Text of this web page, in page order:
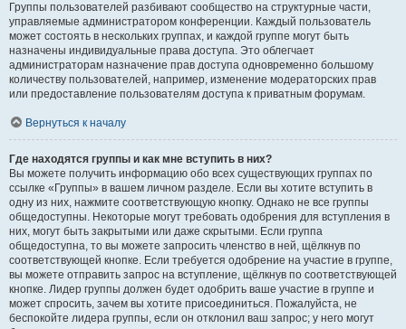
Группы пользователей разбивают сообщество на структурные части,
управляемые администратором конференции. Каждый пользователь
может состоять в нескольких группах, и каждой группе могут быть
назначены индивидуальные права доступа. Это облегчает
администраторам назначение прав доступа одновременно большому
количеству пользователей, например, изменение модераторских прав
или предоставление пользователям доступа к приватным форумам.
Вернуться к началу
Где находятся группы и как мне вступить в них?
Вы можете получить информацию обо всех существующих группах по
ссылке «Группы» в вашем личном разделе. Если вы хотите вступить в
одну из них, нажмите соответствующую кнопку. Однако не все группы
общедоступны. Некоторые могут требовать одобрения для вступления в
них, могут быть закрытыми или даже скрытыми. Если группа
общедоступна, то вы можете запросить членство в ней, щёлкнув по
соответствующей кнопке. Если требуется одобрение на участие в группе,
вы можете отправить запрос на вступление, щёлкнув по соответствующей
кнопке. Лидер группы должен будет одобрить ваше участие в группе и
может спросить, зачем вы хотите присоединиться. Пожалуйста, не
беспокойте лидера группы, если он отклонил ваш запрос; у него могут